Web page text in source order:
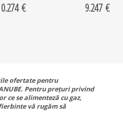
€ 9.247 €
ofertate pentru
Pentru prețuri privind
ce se alimenteză cu gaz,
vă rugăm să